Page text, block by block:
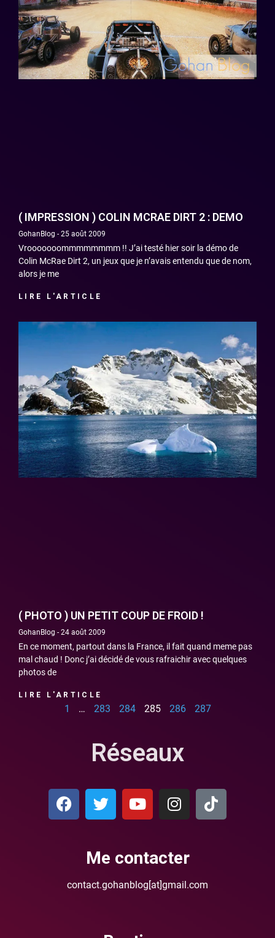
( IMPRESSION ) COLIN MCRAE DIRT 2 : DEMO
GohanBlog 25 août 2009
Vrooooooommmmmmmm !! J’ai testé hier soir la démo de
Colin McRae Dirt 2, un jeux que je n’avais entendu que de nom,
alors je me
LIRE L'ARTICLE
( PHOTO ) UN PETIT COUP DE FROID !
GohanBlog 24 août 2009
En ce moment, partout dans la France, il fait quand meme pas
mal chaud ! Donc j’ai décidé de vous rafraichir avec quelques
photos de
LIRE L'ARTICLE
1 … 283 284 285 286 287
Réseaux
Me contacter
contact.gohanblog[at]gmail.com